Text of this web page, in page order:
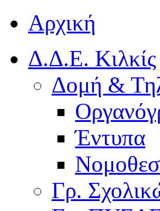
Αρχική
Δ.Δ.Ε. Κιλκίς
Δομή &
Έντυπα
Γρ.